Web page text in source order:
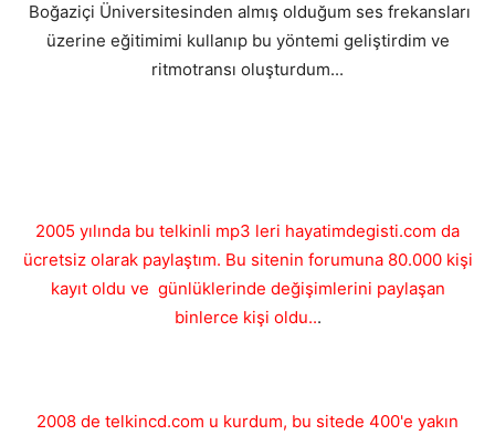
Boğaziçi Üniversitesinden almış olduğum ses frekansları
üzerine eğitimimi kullanıp bu yöntemi geliştirdim ve
ritmotransı oluşturdum...
2005 yılında bu telkinli mp3 leri hayatimdegisti.com da
ücretsiz olarak paylaştım. Bu sitenin forumuna 80.000 kişi
kayıt oldu ve günlüklerinde değişimlerini paylaşan
binlerce kişi oldu...
2008 de telkincd.com u kurdum, bu sitede 400'e yakın